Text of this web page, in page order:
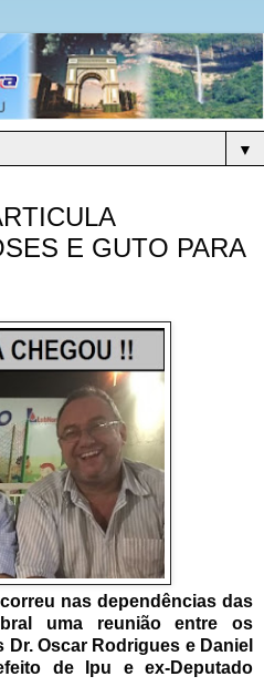
▼
E GUTO PARA
nas dependências das
uma reunião entre os
Oscar Rodrigues e Daniel
de Ipu e ex-Deputado